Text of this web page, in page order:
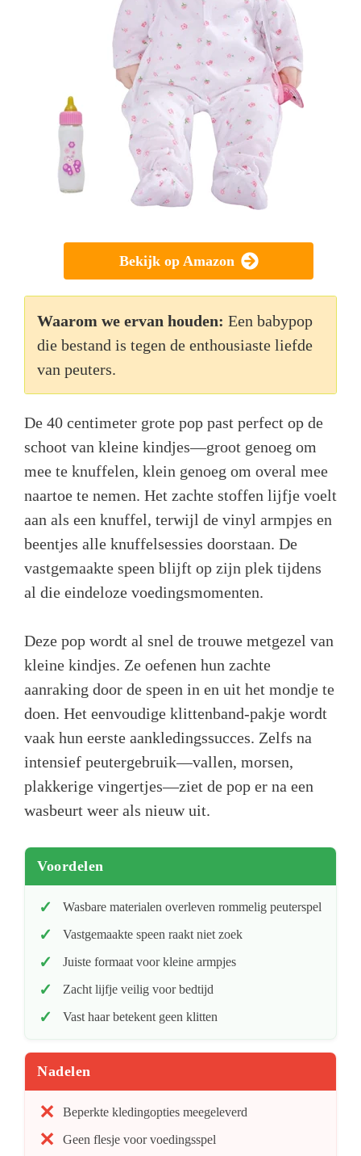
Bekijk op Amazon
Waarom we ervan houden: Een babypop
die bestand is tegen de enthousiaste liefde
van peuters.
De 40 centimeter grote pop past perfect op de
schoot van kleine kindjes—groot genoeg om
mee te knuffelen, klein genoeg om overal mee
naartoe te nemen. Het zachte stoffen lijfje voelt
aan als een knuffel, terwijl de vinyl armpjes en
beentjes alle knuffelsessies doorstaan. De
vastgemaakte speen blijft op zijn plek tijdens
al die eindeloze voedingsmomenten.
Deze pop wordt al snel de trouwe metgezel van
kleine kindjes. Ze oefenen hun zachte
aanraking door de speen in en uit het mondje te
doen. Het eenvoudige klittenband-pakje wordt
vaak hun eerste aankledingssucces. Zelfs na
intensief peutergebruik—vallen, morsen,
plakkerige vingertjes—ziet de pop er na een
wasbeurt weer als nieuw uit.
Voordelen
Wasbare materialen overleven rommelig peuterspel
Vastgemaakte speen raakt niet zoek
Juiste formaat voor kleine armpjes
Zacht lijfje veilig voor bedtijd
Vast haar betekent geen klitten
Nadelen
Beperkte kledingopties meegeleverd
Geen flesje voor voedingsspel